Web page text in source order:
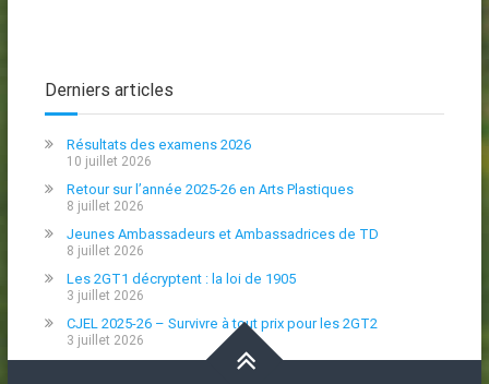
Derniers articles
Résultats des examens 2026
10 juillet 2026
Retour sur l’année 2025-26 en Arts Plastiques
8 juillet 2026
Jeunes Ambassadeurs et Ambassadrices de TD
8 juillet 2026
Les 2GT1 décryptent : la loi de 1905
3 juillet 2026
CJEL 2025-26 – Survivre à tout prix pour les 2GT2
3 juillet 2026